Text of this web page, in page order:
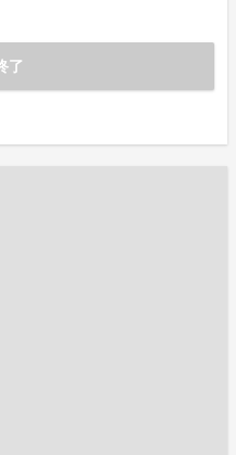
了